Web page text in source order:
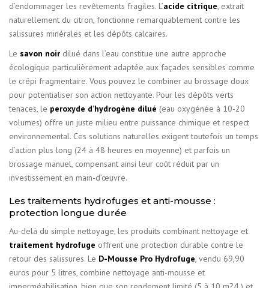
d’endommager les revêtements fragiles. L’acide citrique, extrait
naturellement du citron, fonctionne remarquablement contre les
salissures minérales et les dépôts calcaires.
Le savon noir dilué dans l’eau constitue une autre approche
écologique particulièrement adaptée aux façades sensibles comme
le crépi fragmentaire. Vous pouvez le combiner au brossage doux
pour potentialiser son action nettoyante. Pour les dépôts verts
tenaces, le peroxyde d’hydrogène dilué (eau oxygénée à 10-20
volumes) offre un juste milieu entre puissance chimique et respect
environnemental. Ces solutions naturelles exigent toutefois un temps
d’action plus long (24 à 48 heures en moyenne) et parfois un
brossage manuel, compensant ainsi leur coût réduit par un
investissement en main-d’œuvre.
Les traitements hydrofuges et anti-mousse :
protection longue durée
Au-delà du simple nettoyage, les produits combinant nettoyage et
traitement hydrofuge offrent une protection durable contre le
retour des salissures. Le D-Mousse Pro Hydrofuge, vendu 69,90
euros pour 5 litres, combine nettoyage anti-mousse et